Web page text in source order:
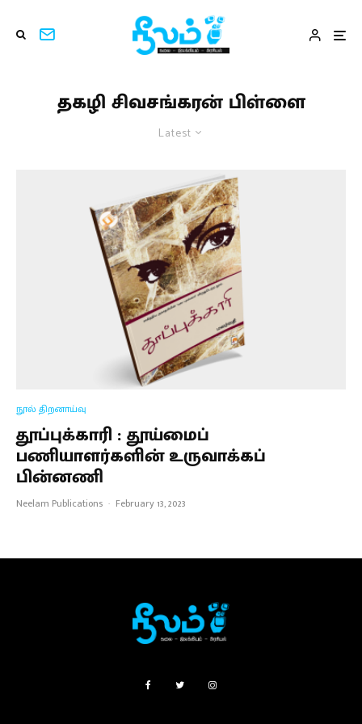
தகழி சிவசங்கரன் பிள்ளை
Latest
நூல் திறனாய்வு
தூப்புக்காரி : தூய்மைப்
பணியாளர்களின் உருவாக்கப்
பின்னணி
Neelam Publications · February 13, 2023